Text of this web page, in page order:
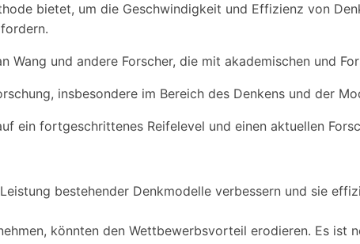
bietet, um die Geschwindigkeit und Effizienz von
Wang und andere Forscher, die mit akademischen und
insbesondere im Bereich des Denkens und der
ein fortgeschrittenes Reifelevel und einen aktuellen
bestehender Denkmodelle verbessern und sie
könnten den Wettbewerbsvorteil erodieren. Es ist